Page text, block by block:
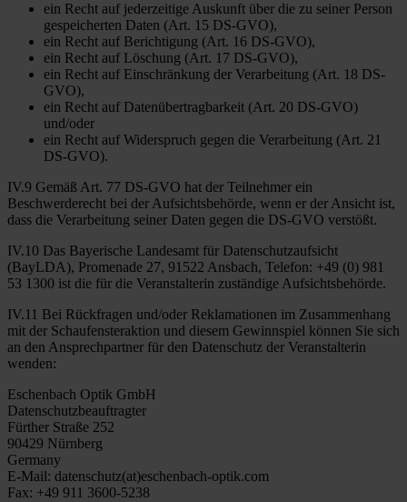
ein Recht auf jederzeitige Auskunft über die zu seiner Person
gespeicherten Daten (Art. 15 DS-GVO),
ein Recht auf Berichtigung (Art. 16 DS-GVO),
ein Recht auf Löschung (Art. 17 DS-GVO),
ein Recht auf Einschränkung der Verarbeitung (Art. 18 DS-
GVO),
ein Recht auf Datenübertragbarkeit (Art. 20 DS-GVO)
und/oder
ein Recht auf Widerspruch gegen die Verarbeitung (Art. 21
DS-GVO).
IV.9 Gemäß Art. 77 DS-GVO hat der Teilnehmer ein
Beschwerderecht bei der Aufsichtsbehörde, wenn er der Ansicht ist,
dass die Verarbeitung seiner Daten gegen die DS-GVO verstößt.
IV.10 Das Bayerische Landesamt für Datenschutzaufsicht
(BayLDA), Promenade 27, 91522 Ansbach, Telefon: +49 (0) 981
53 1300 ist die für die Veranstalterin zuständige Aufsichtsbehörde.
IV.11 Bei Rückfragen und/oder Reklamationen im Zusammenhang
mit der Schaufensteraktion und diesem Gewinnspiel können Sie sich
an den Ansprechpartner für den Datenschutz der Veranstalterin
wenden:
Eschenbach Optik GmbH
Datenschutzbeauftragter
Fürther Straße 252
90429 Nürnberg
Germany
E-Mail: datenschutz(at)eschenbach-optik.com
Fax: +49 911 3600-5238